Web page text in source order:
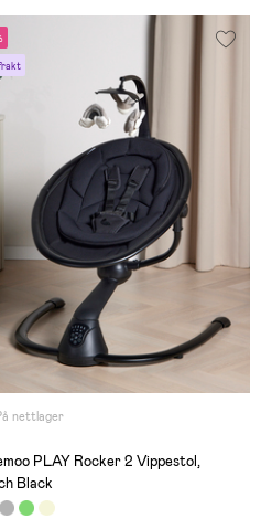
nettlager
PLAY Rocker 2 Vippestol,
Black